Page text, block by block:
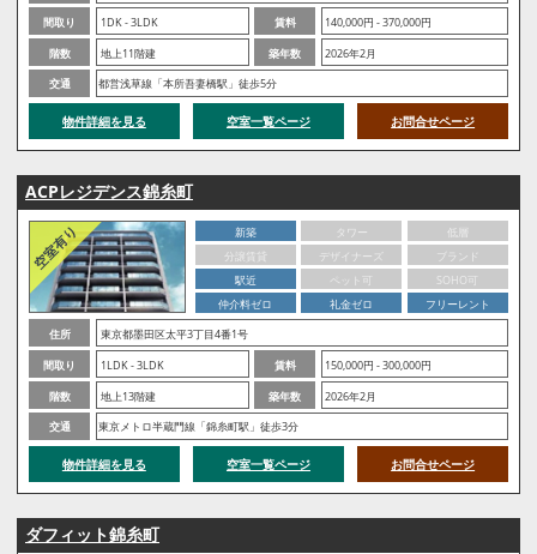
間取り
1DK - 3LDK 賃料
140,000円 - 370,000円
階数
地上11階建 築年数
2026年2月
交通
都営浅草線「本所吾妻橋駅」徒歩5分
物件詳細を見る 空室一覧ページ お問合せページ
ACPレジデンス錦糸町
新築 タワー
低層
分譲賃貸
デザイナーズ
ブランド
駅近
ペット可
SOHO可
仲介料ゼロ
礼金ゼロ
フリーレント
住所
東京都墨田区太平3丁目4番1号
間取り
1LDK - 3LDK 賃料
150,000円 - 300,000円
階数
地上13階建 築年数
2026年2月
交通
東京メトロ半蔵門線「錦糸町駅」徒歩3分
物件詳細を見る 空室一覧ページ お問合せページ
ダフィット錦糸町